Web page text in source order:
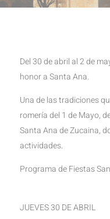
Del 30 de abril al 2 de
honor a Santa Ana.
Una de las tradiciones
romería del 1 de Mayo,
Santa Ana de Zucaina,
actividades.
Programa de Fiestas
JUEVES 30 DE ABRIL